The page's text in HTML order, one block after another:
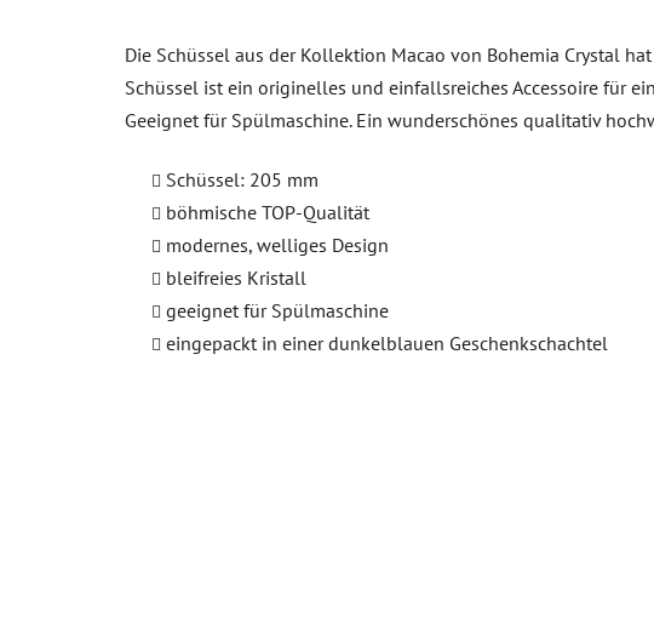
Die Schüssel aus der Kollektion Macao von Bohemia Crystal
Schüssel ist ein originelles und einfallsreiches Accessoire für
Geeignet für Spülmaschine. Ein wunderschönes qualitativ
Schüssel: 205 mm
böhmische TOP-Qualität
modernes, welliges Design
bleifreies Kristall
geeignet für Spülmaschine
eingepackt in einer dunkelblauen Geschenkschachtel